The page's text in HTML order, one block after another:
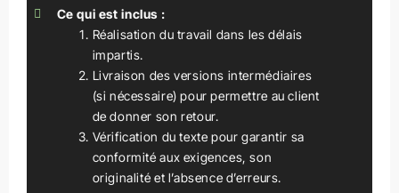
Ce qui est inclus :
Réalisation du travail dans les délais
impartis.
Livraison des versions intermédiaires
(si nécessaire) pour permettre au client
de donner son retour.
Vérification du texte pour garantir sa
conformité aux exigences, son
originalité et l’absence d’erreurs.